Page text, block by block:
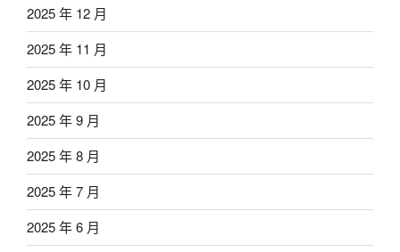
2025 年 12 月
2025 年 11 月
2025 年 10 月
2025 年 9 月
2025 年 8 月
2025 年 7 月
2025 年 6 月